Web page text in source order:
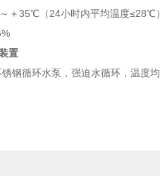
＋35℃（24小时内平均温度≤28℃）
置
钢循环水泵，强迫水循环，温度